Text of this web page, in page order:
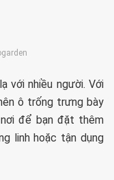
với nhiều người. Với
ô trống trưng bày
để bạn đặt thêm
linh hoặc tận dụng